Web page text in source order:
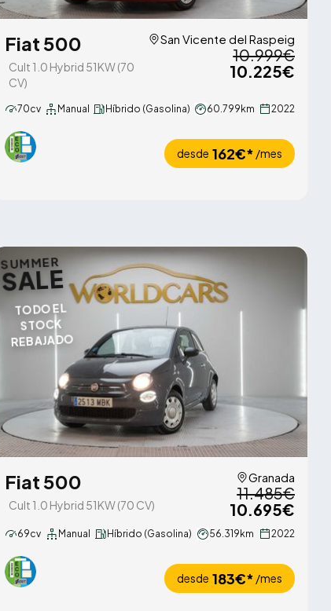
Fiat 500
Cult 1.0 Hybrid 51KW (70
CV)
San Vicente del Raspeig
10.999€
10.225€
70cv Manual Híbrido (Gasolina) 60.799km 2022
desde 162€* /mes
SUMMER
SALE
TODO EL
STOCK
REBAJADO
Fiat 500
Cult 1.0 Hybrid 51KW (70 CV)
Granada
11.485€
10.695€
69cv Manual Híbrido (Gasolina) 56.319km 2022
desde 183€* /mes